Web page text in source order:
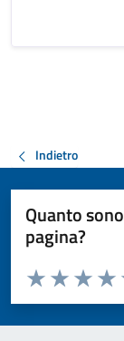
Indietro
Quanto
pagina?
Valuta da 1 a 5
Valuta
Valuta 2
Valuta 1 stelle